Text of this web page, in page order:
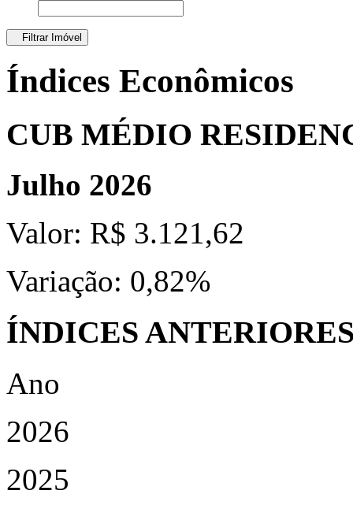
Filtrar Imóvel
Índices Econômicos
CUB MÉDIO
Julho 2026
Valor: R$ 3.121,62
Variação: 0,82%
ÍNDICES
Ano
2026
2025